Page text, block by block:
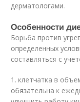
дерматологами.
Особенности
Борьба против
определенных
составляться с
1. клетчатка в
обязательна к